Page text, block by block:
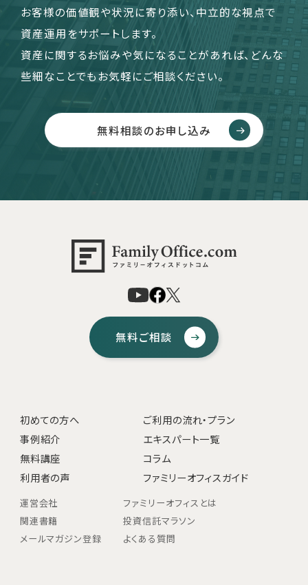
お客様の価値観や状況に寄り添い、中立的な視点で
資産運用をサポートします。
資産に関するお悩みや気になることがあれば、どんな
些細なことでもお気軽にご相談ください。
無料相談のお申し込み
無料ご相談
初めての方へ
ご利用の流れ・プラン
事例紹介
エキスパート一覧
無料講座
コラム
利用者の声
ファミリーオフィスガイド
運営会社
ファミリーオフィスとは
関連書籍
投資信託マラソン
メールマガジン登録
よくある質問